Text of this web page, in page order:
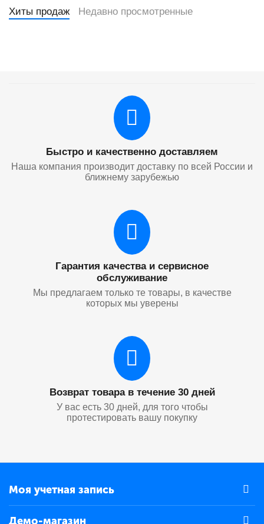
Хиты продаж Недавно просмотренные
Быстро и качественно доставляем
Наша компания производит доставку по всей России и
ближнему зарубежью
Гарантия качества и сервисное
обслуживание
Мы предлагаем только те товары, в качестве
которых мы уверены
Возврат товара в течение 30 дней
У вас есть 30 дней, для того чтобы
протестировать вашу покупку
Моя учетная запись
Демо-магазин